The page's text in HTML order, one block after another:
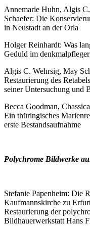
Annemarie Huhn, Algis
Schaefer: Die
in Neustadt an der Orla
Holger Reinhardt: Was
Geduld im
Algis C. Wehrsig, May
Restaurierung des
seiner Untersuchung und
Becca Goodman,
Ein thüringisches
erste Bestandsaufnahme
Polychrome Bildwerke
Stefanie Papenheim: Die
Kaufmannskirche zu
Restaurierung der
Bildhauerwerkstatt Hans